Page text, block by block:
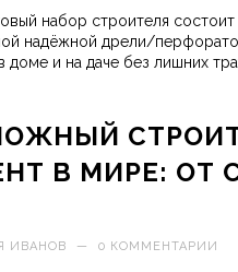
набор строителя
надёжной дрели/
доме и на даче без лишних
В МИРЕ: ОТ
ИВАНОВ — 0 КОММЕНТАРИИ